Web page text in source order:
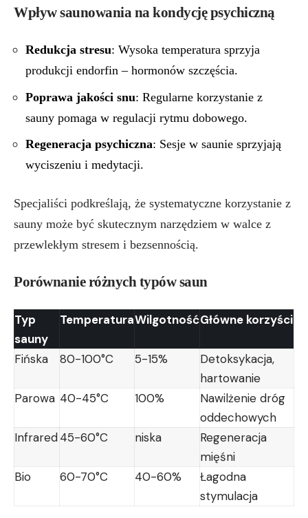
Wpływ saunowania na kondycję psychiczną
Redukcja stresu: Wysoka temperatura sprzyja
produkcji endorfin – hormonów szczęścia.
Poprawa jakości snu: Regularne korzystanie z
sauny pomaga w regulacji rytmu dobowego.
Regeneracja psychiczna: Sesje w saunie sprzyjają
wyciszeniu i medytacji.
Specjaliści podkreślają, że systematyczne korzystanie z
sauny może być skutecznym narzędziem w walce z
przewlekłym stresem i bezsennością.
Porównanie różnych typów saun
Typ
sauny
TemperaturaWilgotnośćGłówne korzyści
Fińska 80-100°C 5-15%
Detoksykacja,
hartowanie
Parowa 40-45°C 100%
Nawilżenie dróg
oddechowych
Infrared45-60°C niska
Regeneracja
mięśni
Bio
60-70°C 40-60%
Łagodna
stymulacja